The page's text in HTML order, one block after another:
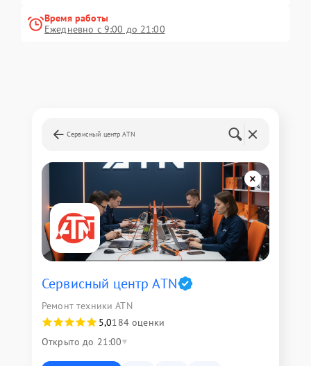
Время работы
Ежедневно с 9:00 до 21:00
Сервисный центр ATN
Сервисный центр ATN
Ремонт техники ATN
5,0184 оценки
Открыто до 21:00